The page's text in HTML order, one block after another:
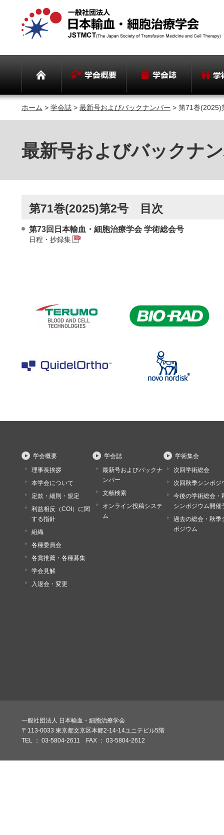
ホーム > 学会誌 > 最新号およびバックナンバー > 第71巻
最新号およびバックナ
第71巻(2025)第2号 目次
第73回日本輸血・細胞治療学会 学術総会号
日程・抄録集
学会概要
理事長挨拶
本学会について
定款・細則・規定
利益相反（COI）に関
する指針
組織
各種委員会
各賞推薦・各種募集
学会見解
入退会・変更
学会誌
最新号およびバックナ
ンバー
文献検索
オンライン投稿システ
ム
学術集会
次回学術総会
次回秋季シンポジ
今後の学術総会・
シンポジウム開催
過去の総会・秋季
ポジウム
一般社団法人 日本輸血・細胞治療学会
〒113-0033 東京都文京区本郷2-14-14ユニテビル5階
TEL ： 03-5804-2611 FAX ： 03-5804-2612